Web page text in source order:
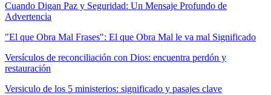
Cuando Digan Paz y Seguridad: Un Mensaje Profundo de
Advertencia
"El que Obra Mal Frases": El que Obra Mal le va mal Significado
Versículos de reconciliación con Dios: encuentra perdón y
restauración
Versiculo de los 5 ministerios: significado y pasajes clave